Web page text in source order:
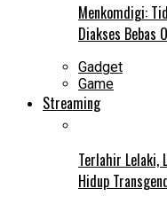
Menkomdigi:
Diakses Bebas
Gadget
Game
Streaming
Terlahir Lelaki,
Hidup